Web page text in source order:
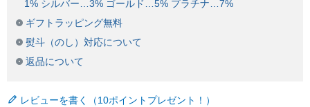
1% シルバー…3% ゴールド…5% プラチナ…7%
ギフトラッピング無料
熨斗（のし）対応について
返品について
レビューを書く（10ポイントプレゼント！）